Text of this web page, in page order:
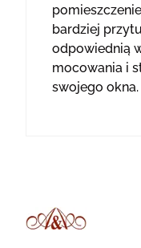
bardziej
odpowiednią
mocowania i
swojego okna.